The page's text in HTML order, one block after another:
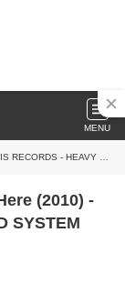
MENU
- HEAVY SOUND SYSTEM
(2010) -
SYSTEM